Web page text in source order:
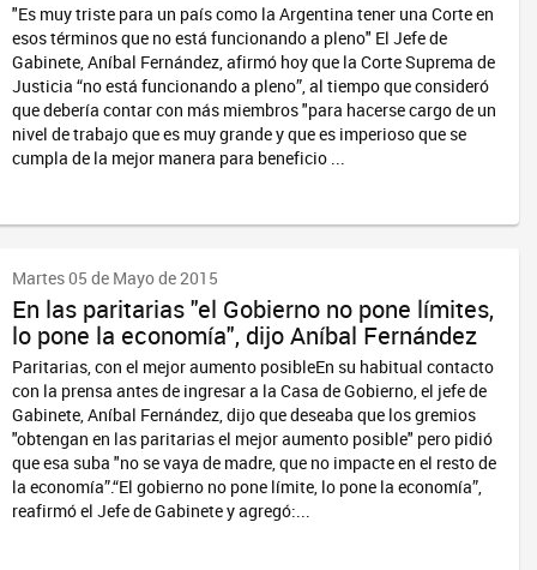
"Es muy triste para un país como la Argentina tener una Corte en
esos términos que no está funcionando a pleno" El Jefe de
Gabinete, Aníbal Fernández, afirmó hoy que la Corte Suprema de
Justicia “no está funcionando a pleno”, al tiempo que consideró
que debería contar con más miembros "para hacerse cargo de un
nivel de trabajo que es muy grande y que es imperioso que se
cumpla de la mejor manera para beneficio ...
Martes 05 de Mayo de 2015
En las paritarias "el Gobierno no pone límites,
lo pone la economía", dijo Aníbal Fernández
Paritarias, con el mejor aumento posibleEn su habitual contacto
con la prensa antes de ingresar a la Casa de Gobierno, el jefe de
Gabinete, Aníbal Fernández, dijo que deseaba que los gremios
"obtengan en las paritarias el mejor aumento posible" pero pidió
que esa suba "no se vaya de madre, que no impacte en el resto de
la economía”.“El gobierno no pone límite, lo pone la economía”,
reafirmó el Jefe de Gabinete y agregó:...